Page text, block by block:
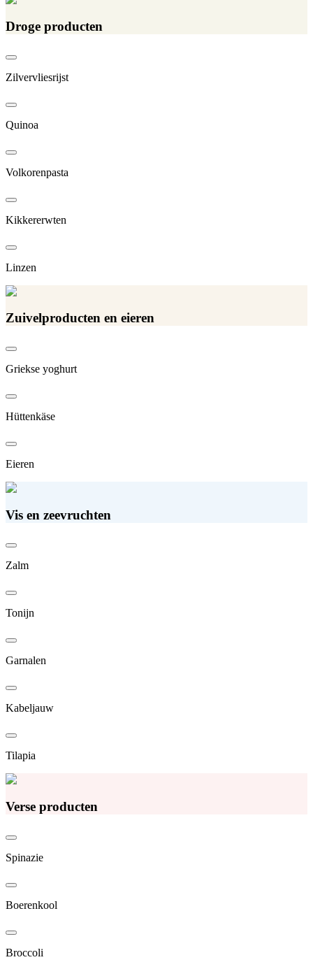
Droge producten
Zilvervliesrijst
Quinoa
Volkorenpasta
Kikkererwten
Linzen
Zuivelproducten en eieren
Griekse yoghurt
Hüttenkäse
Eieren
Vis en zeevruchten
Zalm
Tonijn
Garnalen
Kabeljauw
Tilapia
Verse producten
Spinazie
Boerenkool
Broccoli